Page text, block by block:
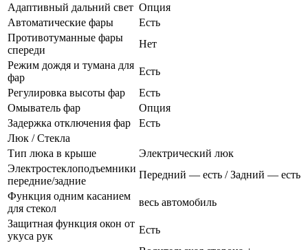
Адаптивный дальний свет Опция
Автоматические фары
Есть
Противотуманные фары
спереди
Нет
Режим дождя и тумана для
фар
Есть
Регулировка высоты фар
Есть
Омыватель фар
Опция
Задержка отключения фар
Есть
Люк / Стекла
Тип люка в крыше
Электрический люк
Электростеклоподъемники
передние/задние
Передний — есть / Задний — есть
Функция одним касанием
для стекол
весь автомобиль
Защитная функция окон от
укуса рук
Есть